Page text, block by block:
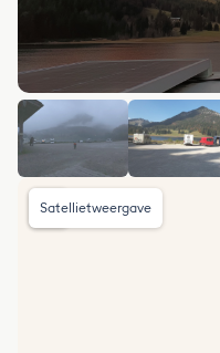
Satellietweergave